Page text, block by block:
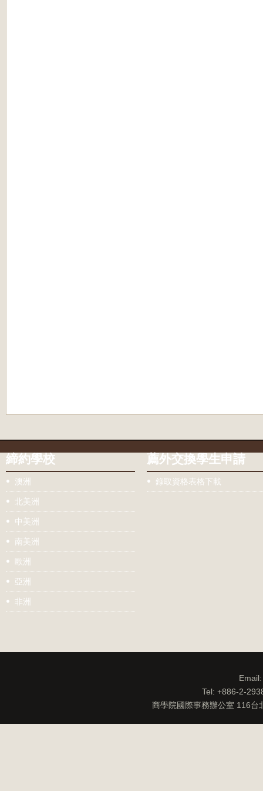
締約學校
澳洲
北美洲
中美洲
南美洲
歐洲
亞洲
非洲
薦外交換學生申請
錄取資格表格下載
Tel: +886-2-
商學院國際事務辦公室 116台